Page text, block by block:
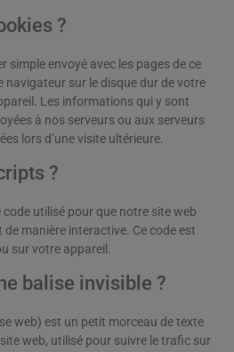
?
simple envoyé avec les pages de ce
navigateur sur le disque dur de votre
Les informations qui y sont
à nos serveurs ou aux serveurs
lors d’une visite ultérieure.
?
utilisé pour que notre site web
manière interactive. Ce code est
sur votre appareil.
balise invisible ?
web) est un petit morceau de texte
web, utilisé pour suivre le trafic sur